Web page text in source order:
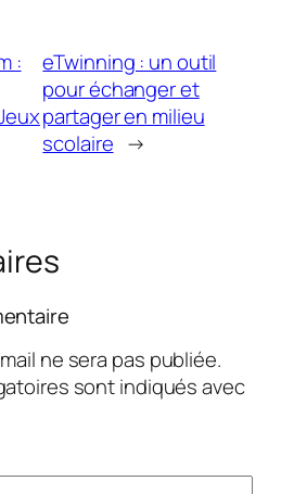
:
eTwinning : un outil
pour échanger et
partager en milieu
scolaire →
ne sera pas publiée.
sont indiqués avec